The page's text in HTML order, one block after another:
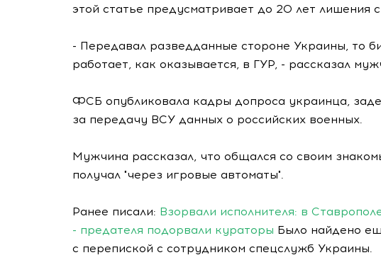
этой статье предусматривает до 20 лет лишения
- Передавал разведданные стороне Украины, то
работает, как оказывается, в ГУР, - рассказал
ФСБ опубликовала кадры допроса украинца,
за передачу ВСУ данных о российских военных.
Мужчина рассказал, что общался со своим
получал "через игровые автоматы".
Ранее писали: Взорвали исполнителя: в
- предателя подорвали кураторы Было найдено
с перепиской с сотрудником спецслужб Украины.